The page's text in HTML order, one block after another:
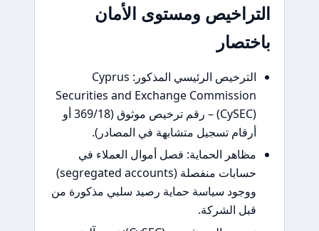
ومستوى الأمان
الترخيص الرئيسي المذكور: Cyprus
Securities and Exchange
(CySEC) – رقم ترخيص موثوق (369/18 أو
تسجيل متشابهة في المصادر).
الحماية: فصل أموال العملاء في
حسابات منفصلة (segregated accounts)
سياسة حماية رصيد سلبي مذكورة من